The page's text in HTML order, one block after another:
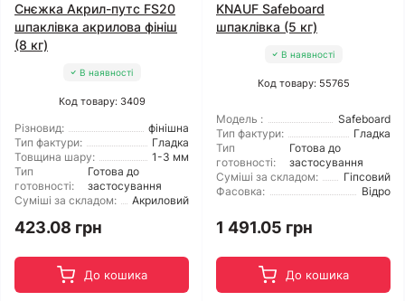
Снєжка Акрил-путс FS20
шпаклівка акрилова фініш
(8 кг)
В наявності
Код товару: 3409
Різновид:
фінішна
Тип фактури:
Гладка
Товщина шару:
1-3 мм
Тип
готовності:
Готова до
застосування
Суміші за складом:
Акриловий
423.08 грн
До кошика
KNAUF Safeboard
шпаклівка (5 кг)
В наявності
Код товару: 55765
Модель :
Safeboard
Тип фактури:
Гладка
Тип
готовності:
Готова до
застосування
Суміші за складом:
Гіпсовий
Фасовка:
Відро
1 491.05 грн
До кошика